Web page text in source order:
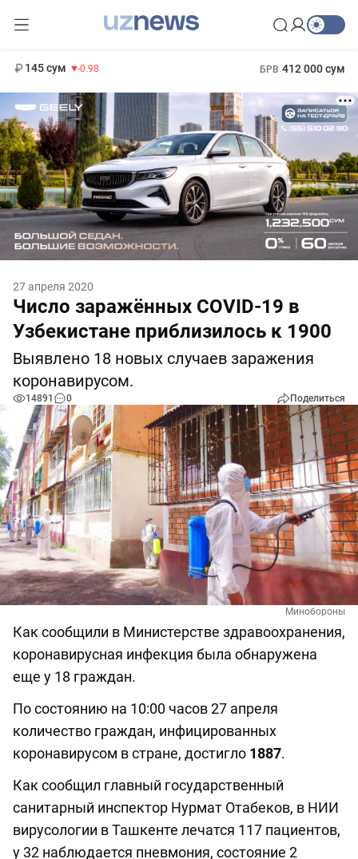
145 сум -0.98 БРВ 412 000 сум
27 апреля 2020
Число заражённых COVID-19 в
Узбекистане приблизилось к 1900
Выявлено 18 новых случаев заражения
коронавирусом.
14891 0 Поделиться
Минобороны
Как сообщили в Министерстве здравоохранения,
коронавирусная инфекция была обнаружена
еще у 18 граждан.
По состоянию на 10:00 часов 27 апреля
количество граждан, инфицированных
коронавирусом в стране, достигло 1887.
Как сообщил главный государственный
санитарный инспектор Нурмат Отабеков, в НИИ
вирусологии в Ташкенте лечатся 117 пациентов,
у 32 наблюдается пневмония, состояние 2